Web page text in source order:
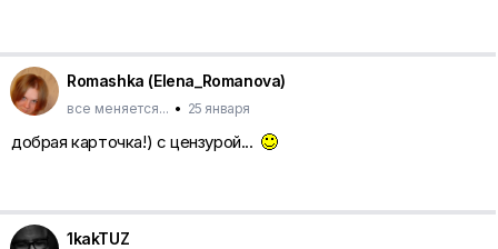
Romashka (Elena_Romanova)
все меняется... • 25 января
добрая карточка!) с цензурой...
1kakTUZ